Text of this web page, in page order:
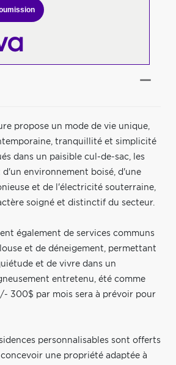
propose un mode de vie unique,
tranquillité et simplicité
dans un paisible cul-de-sac, les
environnement boisé, d'une
et de l'électricité souterraine,
soigné et distinctif du secteur.
également de services communs
et de déneigement, permettant
et de vivre dans un
entretenu, été comme
300$ par mois sera à prévoir pour
personnalisables sont offerts
une propriété adaptée à